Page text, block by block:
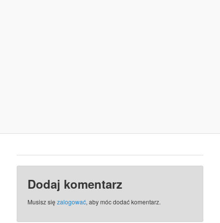
Dodaj komentarz
Musisz sięzalogować, aby móc dodać komentarz.